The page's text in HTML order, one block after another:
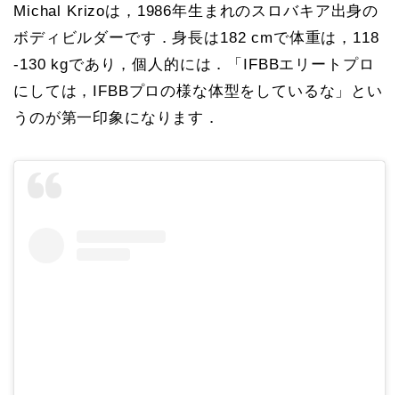
Michal Krizoは，1986年生まれのスロバキア出身の
ボディビルダーです．身長は182 cmで体重は，118
-130 kgであり，個人的には．「IFBBエリートプロ
にしては，IFBBプロの様な体型をしているな」とい
うのが第一印象になります．